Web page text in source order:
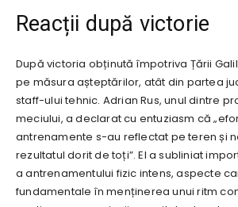
Reacții după victorie
După victoria obținută împotriva Țării
pe măsura așteptărilor, atât din partea
staff-ului tehnic. Adrian Rus, unul dintre
meciului, a declarat cu entuziasm că
antrenamente s-au reflectat pe teren și
rezultatul dorit de toți”. El a subliniat
a antrenamentului fizic intens, aspecte
fundamentale în menținerea unui ritm